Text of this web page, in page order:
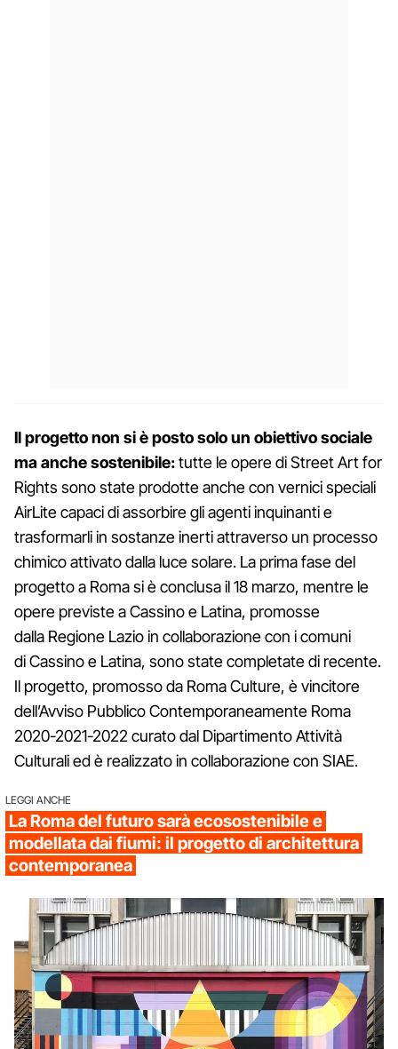
Il progetto non si è posto solo un obiettivo sociale
ma anche sostenibile:tutte le opere di Street Art for
Rights sono state prodotte anche con vernici speciali
AirLite capaci di assorbire gli agenti inquinanti e
trasformarli in sostanze inerti attraverso un processo
chimico attivato dalla luce solare. La prima fase del
progetto a Roma si è conclusa il 18 marzo, mentre le
opere previste a Cassino e Latina, promosse
dalla Regione Lazio in collaborazione con i comuni
di Cassino e Latina, sono state completate di recente.
Il progetto, promosso da Roma Culture, è vincitore
dell’Avviso Pubblico Contemporaneamente Roma
2020-2021-2022 curato dal Dipartimento Attività
Culturali ed è realizzato in collaborazione con SIAE.
LEGGI ANCHE
La Roma del futuro sarà ecosostenibile e
modellata dai fiumi: il progetto di architettura
contemporanea